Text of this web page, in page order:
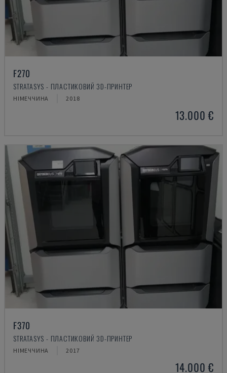
F270
STRATASYS - ПЛАСТИКОВИЙ 3D-ПРИНТЕР
НІМЕЧЧИНА 2018
13.000 €
F370
STRATASYS - ПЛАСТИКОВИЙ 3D-ПРИНТЕР
НІМЕЧЧИНА 2017
14.000 €